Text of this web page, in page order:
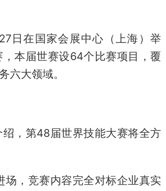
日在国家会展中心（上海）举
本届世赛设64个比赛项目，覆
六大领域。
，第48届世界技能大赛将全方
场，竞赛内容完全对标企业真实